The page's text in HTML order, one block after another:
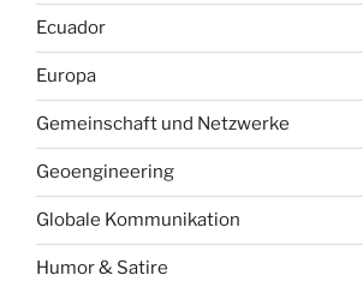
Ecuador
Europa
Gemeinschaft und Netzwerke
Geoengineering
Globale Kommunikation
Humor & Satire